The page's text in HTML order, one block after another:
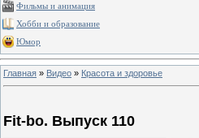
Фильмы и анимация
Хобби и образование
Юмор
Главная » Видео » Красота и здоровье
Fit-bo. Выпуск 110